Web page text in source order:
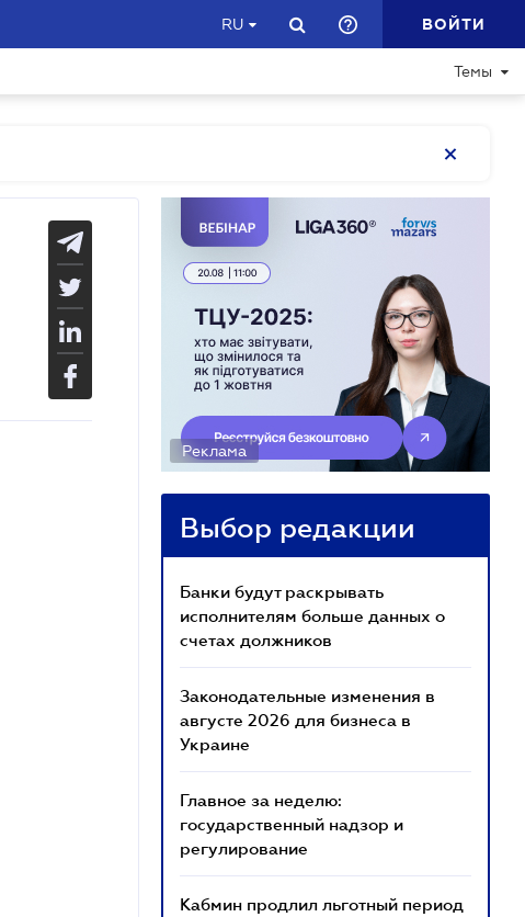
RU ВОЙТИ
Темы
Реклама
Выбор редакции
Банки будут раскрывать
исполнителям больше данных о
счетах должников
Законодательные изменения в
августе 2026 для бизнеса в
Украине
Главное за неделю:
государственный надзор и
регулирование
Кабмин продлил льготный период